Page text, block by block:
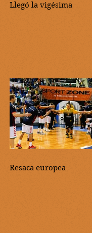
Llegó la vigésima
Resaca europea